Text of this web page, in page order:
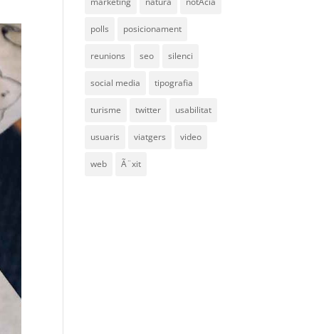
polls posicionament
reunions seo silenci
social media tipografia
turisme twitter usabilitat
usuaris viatgers video
web Ã¨xit